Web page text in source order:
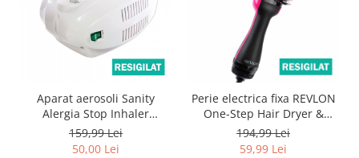
Aparat aerosoli Sanity
Alergia Stop Inhaler
resigilat, cu accesorii
compatibile sigilate
159,99 Lei
50,00 Lei
Perie electrica fixa REVLON
One-Step Hair Dryer &
Volumizer, RVDR5222E2,
resigilata
194,99 Lei
59,99 Lei